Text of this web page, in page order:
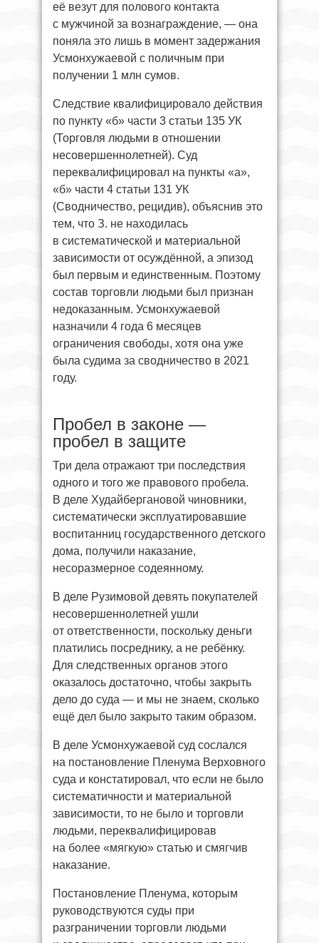
её везут для полового контакта
с мужчиной за вознаграждение, — она
поняла это лишь в момент задержания
Усмонхужаевой с поличным при
получении 1 млн сумов.
Следствие квалифицировало действия
по пункту «б» части 3 статьи 135 УК
(Торговля людьми в отношении
несовершеннолетней). Суд
переквалифицировал на пункты «а»,
«б» части 4 статьи 131 УК
(Сводничество, рецидив), объяснив это
тем, что З. не находилась
в систематической и материальной
зависимости от осуждённой, а эпизод
был первым и единственным. Поэтому
состав торговли людьми был признан
недоказанным. Усмонхужаевой
назначили 4 года 6 месяцев
ограничения свободы, хотя она уже
была судима за сводничество в 2021
году.
Пробел в законе —
пробел в защите
Три дела отражают три последствия
одного и того же правового пробела.
В деле Худайбергановой чиновники,
систематически эксплуатировавшие
воспитанниц государственного детского
дома, получили наказание,
несоразмерное содеянному.
В деле Рузимовой девять покупателей
несовершеннолетней ушли
от ответственности, поскольку деньги
платились посреднику, а не ребёнку.
Для следственных органов этого
оказалось достаточно, чтобы закрыть
дело до суда — и мы не знаем, сколько
ещё дел было закрыто таким образом.
В деле Усмонхужаевой суд сослался
на постановление Пленума Верховного
суда и констатировал, что если не было
систематичности и материальной
зависимости, то не было и торговли
людьми, переквалифицировав
на более «мягкую» статью и смягчив
наказание.
Постановление Пленума, которым
руководствуются суды при
разграничении торговли людьми